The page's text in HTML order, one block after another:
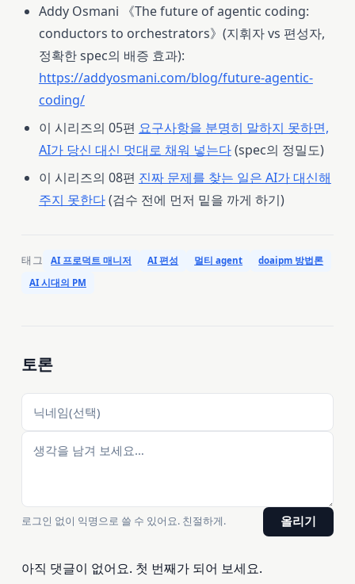
Addy Osmani 《The future of agentic coding:
conductors to orchestrators》(지휘자 vs 편성자,
정확한 spec의 배증 효과):
https://addyosmani.com/blog/future-agentic-
coding/
이 시리즈의 05편 요구사항을 분명히 말하지 못하면,
AI가 당신 대신 멋대로 채워 넣는다(spec의 정밀도)
이 시리즈의 08편 진짜 문제를 찾는 일은 AI가 대신해
주지 못한다(검수 전에 먼저 밑을 까게 하기)
태그 AI 프로덕트 매니저 AI 편성 멀티 agent
doaipm 방법론
AI 시대의 PM
토론
로그인 없이 익명으로 쓸 수 있어요. 친절하게. 올리기
아직 댓글이 없어요. 첫 번째가 되어 보세요.